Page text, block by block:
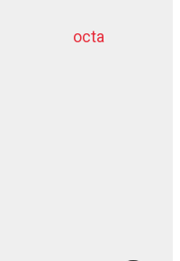
octa
dziļurbums